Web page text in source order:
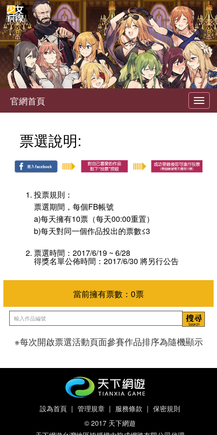
官網首頁
票選說明:
投票規則：
票選期間，每個FB帳號
a)每天擁有10票（每天00:00重置）
b)每天對同一個作品投出的票數≤3
票選時間：2017/6/19 ~ 6/28
得獎名單公佈時間：2017/6/30 將另行公告
當前擁有票數：
※每次開啟票選活動頁面參賽作品排序為隨機顯示
設為首頁 | 管理規章 | 服務條款 | 保密規則
© 2017 天下網遊